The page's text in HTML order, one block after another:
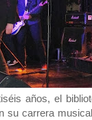
años, el
su carrera